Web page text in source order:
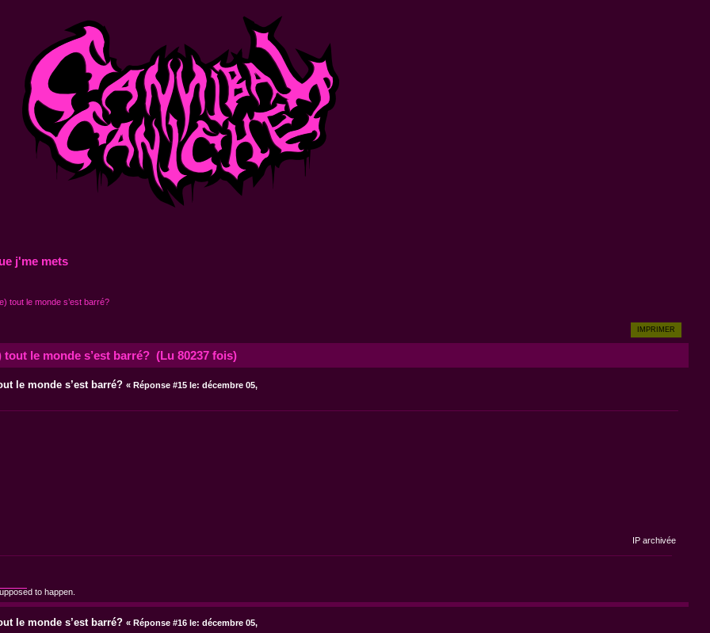
j'me mets
tout le monde s’est barré?
IMPRIMER
le monde s’est barré? (Lu 80237 fois)
le monde s’est barré? « Réponse #15 le: décembre 05,
IP archivée
to happen.
le monde s’est barré? « Réponse #16 le: décembre 05,